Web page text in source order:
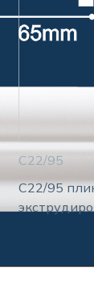
С22/95
С22/95